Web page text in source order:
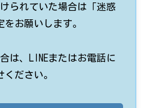
られていた場合は「迷惑
お願いします。
は、LINEまたはお電話に
ださい。